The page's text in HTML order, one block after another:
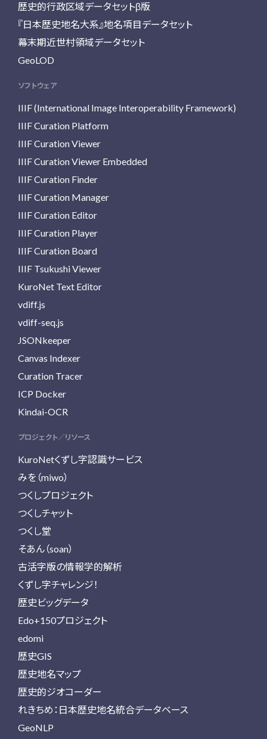
歴史的行政区域データセットβ版
『日本歴史地名大系』地名項目データセット
幕末期近世村領域データセット
GeoLOD
ソフトウェア
IIIF (International Image Interoperability Framework)
IIIF Curation Platform
IIIF Curation Viewer
IIIF Curation Viewer Embedded
IIIF Curation Finder
IIIF Curation Manager
IIIF Curation Editor
IIIF Curation Player
IIIF Curation Board
IIIF Tsukushi Viewer
KuroNet Text Editor
vdiff.js
vdiff-seq.js
JSONkeeper
Canvas Indexer
Curation Tracer
ICP Docker
Kindai-OCR
プロジェクト／リソース
KuroNetくずし字認識サービス
みを（miwo）
つくしプロジェクト
つくしチャット
つくし堂
そあん（soan）
古活字版の情報学的解析
くずし字チャレンジ！
歴史ビッグデータ
Edo+150プロジェクト
edomi
歴史GIS
歴史地名マップ
歴史的ジオコーダー
れきちめ：日本歴史地名統合データベース
GeoNLP